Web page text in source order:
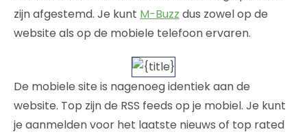
zijn afgestemd. Je kunt M-Buzz dus zowel op de
website als op de mobiele telefoon ervaren.
De mobiele site is nagenoeg identiek aan de
website. Top zijn de RSS feeds op je mobiel. Je kunt
je aanmelden voor het laatste nieuws of top rated